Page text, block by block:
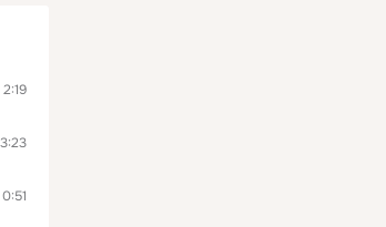
2:19
3:23
0:51